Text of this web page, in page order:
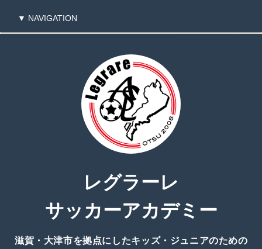
レグラーレ
サッカーアカデミー
滋賀・大津市を拠点にしたキッズ・ジュニアのための
▼ NAVIGATION